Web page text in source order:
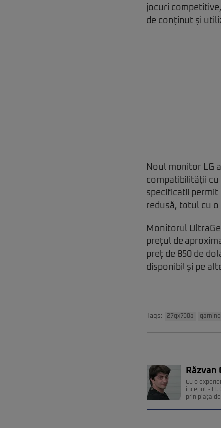
jocuri
de conținut și
Noul monitor LG
compatibilității cu
specificații
redusă, totul cu o
Monitorul
prețul de
preț de 850 de
disponibil și pe
Tags: 27gx700a gaming
Răzvan
Cu o
început - IT.
prin piața